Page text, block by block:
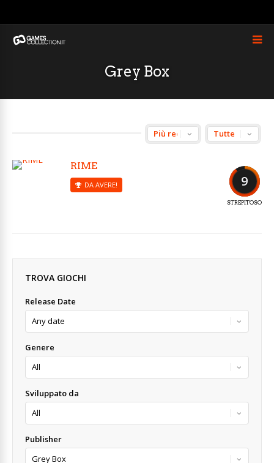
Grey Box
9
STREPITOSO
RIME
DA AVERE!
TROVA GIOCHI
Release Date
Genere
Sviluppato da
Publisher